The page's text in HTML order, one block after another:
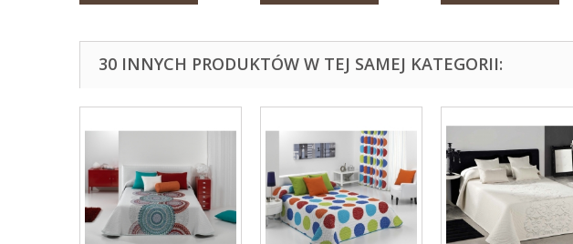
30 INNYCH PRODUKTÓW W TEJ SAMEJ KATEGORII: